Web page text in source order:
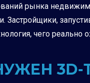
рынка
чего
3D-